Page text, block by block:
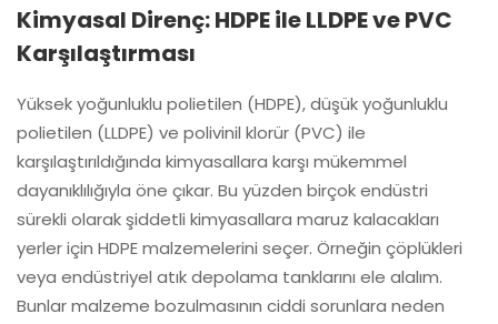
Kimyasal Direnç: HDPE ile LLDPE ve PVC
Karşılaştırması
Yüksek yoğunluklu polietilen (HDPE), düşük yoğunluklu
polietilen (LLDPE) ve polivinil klorür (PVC) ile
karşılaştırıldığında kimyasallara karşı mükemmel
dayanıklılığıyla öne çıkar. Bu yüzden birçok endüstri
sürekli olarak şiddetli kimyasallara maruz kalacakları
yerler için HDPE malzemelerini seçer. Örneğin çöplükleri
veya endüstriyel atık depolama tanklarını ele alalım.
Bunlar malzeme bozulmasının ciddi sorunlara neden